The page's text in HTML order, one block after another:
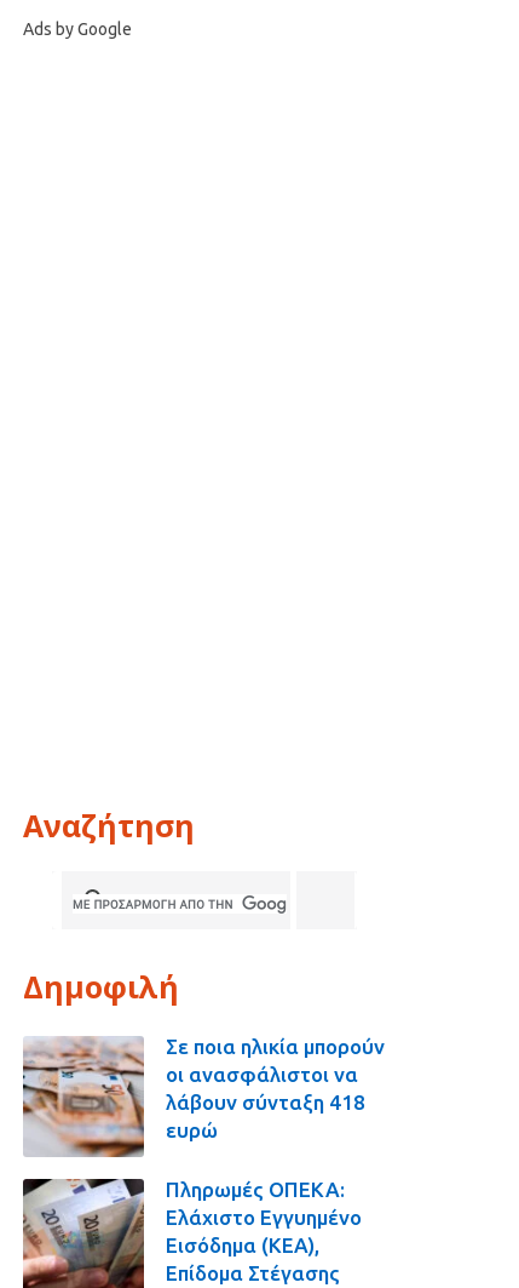
Ads by Google
Αναζήτηση
Δημοφιλή
Σε ποια ηλικία μπορούν
οι ανασφάλιστοι να
λάβουν σύνταξη 418
ευρώ
Πληρωμές ΟΠΕΚΑ:
Ελάχιστο Εγγυημένο
Εισόδημα (ΚΕΑ),
Επίδομα Στέγασης